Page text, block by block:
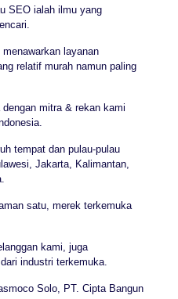
SEO ialah ilmu yang
layanan
relatif murah namun paling
mitra & rekan kami
tempat dan pulau-pulau
Jakarta, Kalimantan,
satu, merek terkemuka
kami, juga
industri terkemuka.
Solo, PT. Cipta Bangun